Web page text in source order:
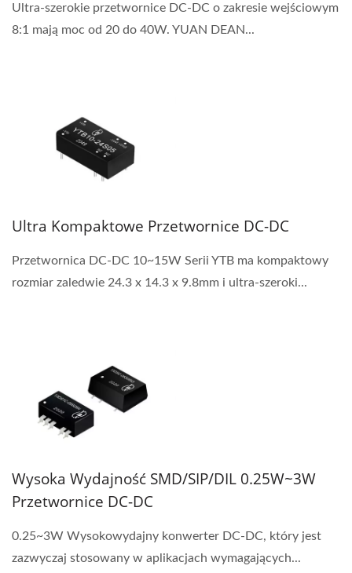
Ultra-szerokie przetwornice DC-DC o zakresie wejściowym
8:1 mają moc od 20 do 40W. YUAN DEAN...
Ultra Kompaktowe Przetwornice DC-DC
Przetwornica DC-DC 10~15W Serii YTB ma kompaktowy
rozmiar zaledwie 24.3 x 14.3 x 9.8mm i ultra-szeroki...
Wysoka Wydajność SMD/SIP/DIL 0.25W~3W
Przetwornice DC-DC
0.25~3W Wysokowydajny konwerter DC-DC, który jest
zazwyczaj stosowany w aplikacjach wymagających...